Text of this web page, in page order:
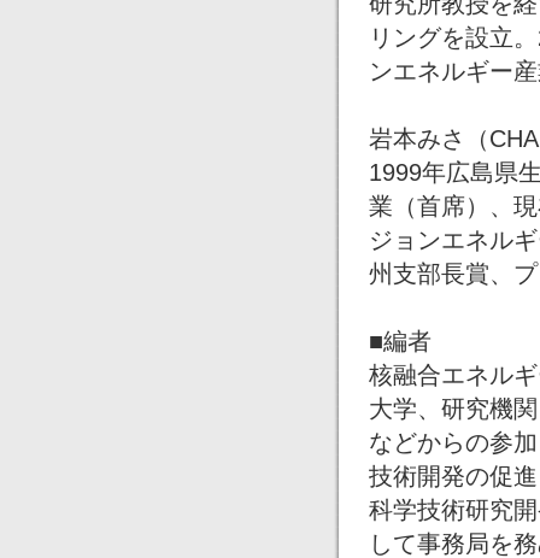
リングを設立
ンエネルギー
岩本みさ（
1999年広島県
業（首席）、
ジョンエネル
州支部長賞、
■編者
核融合エネル
大学、研究機
などからの参
技術開発の促
科学技術研究
して事務局を